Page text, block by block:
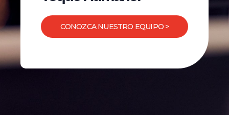
CONOZCA NUESTRO EQUIPO >